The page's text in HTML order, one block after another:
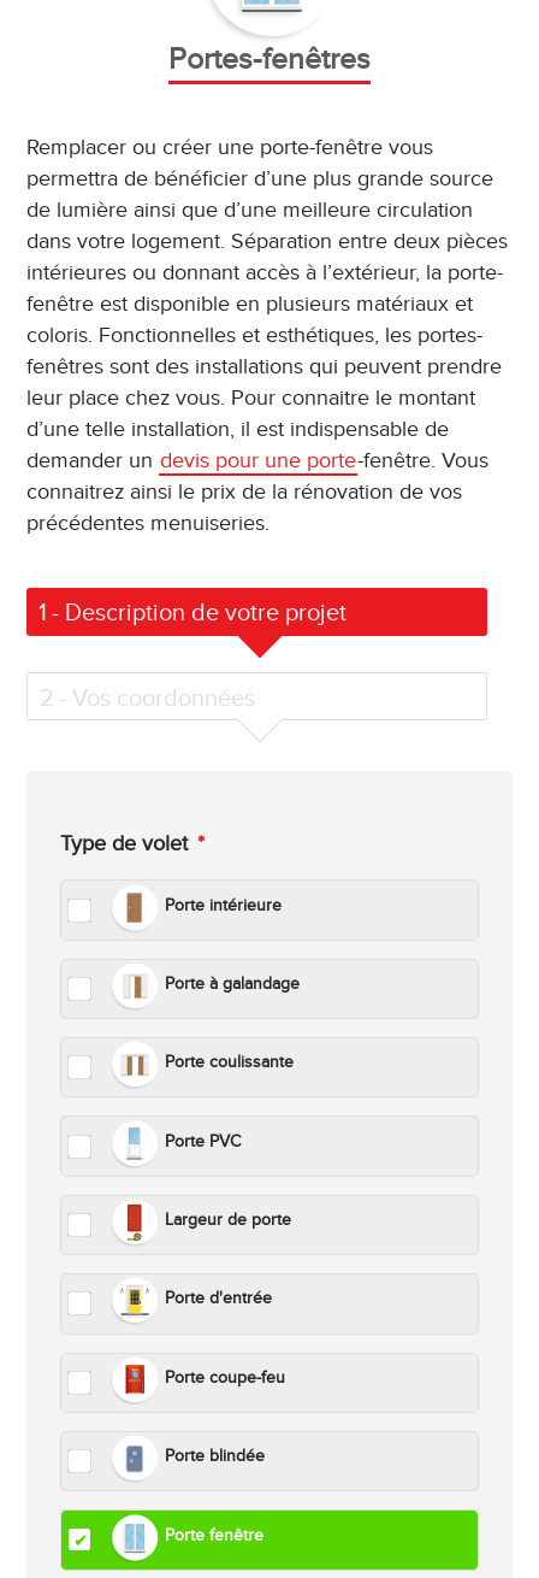
Portes-fenêtres
Remplacer ou créer une porte-fenêtre vous
permettra de bénéficier d’une plus grande source
de lumière ainsi que d’une meilleure circulation
dans votre logement. Séparation entre deux pièces
intérieures ou donnant accès à l’extérieur, la porte-
fenêtre est disponible en plusieurs matériaux et
coloris. Fonctionnelles et esthétiques, les portes-
fenêtres sont des installations qui peuvent prendre
leur place chez vous. Pour connaitre le montant
d’une telle installation, il est indispensable de
demander un devis pour une porte-fenêtre. Vous
connaitrez ainsi le prix de la rénovation de vos
précédentes menuiseries.
1 - Description de votre projet
2 - Vos coordonnées
Type de volet *
Porte intérieure
Porte à galandage
Porte coulissante
Porte PVC
Largeur de porte
Porte d'entrée
Porte coupe-feu
Porte blindée
Porte fenêtre